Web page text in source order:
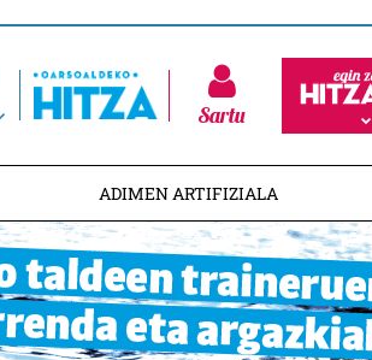
Sartu
ADIMEN ARTIFIZIALA